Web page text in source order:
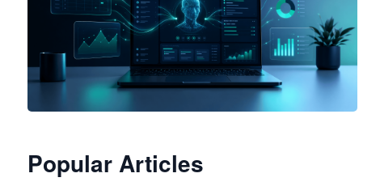
JimoClaw 桌面 AI Agent 工作台
Popular Articles